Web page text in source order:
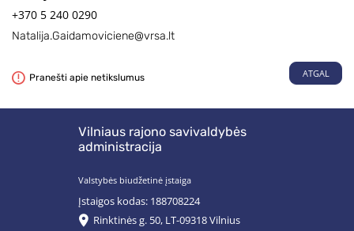
+370 5 240 0290
Natalija.Gaidamoviciene@vrsa.lt
Pranešti apie netikslumus ATGAL
Vilniaus rajono savivaldybės
administracija
Valstybės biudžetinė įstaiga
Įstaigos kodas: 188708224
Rinktinės g. 50, LT-09318 Vilnius